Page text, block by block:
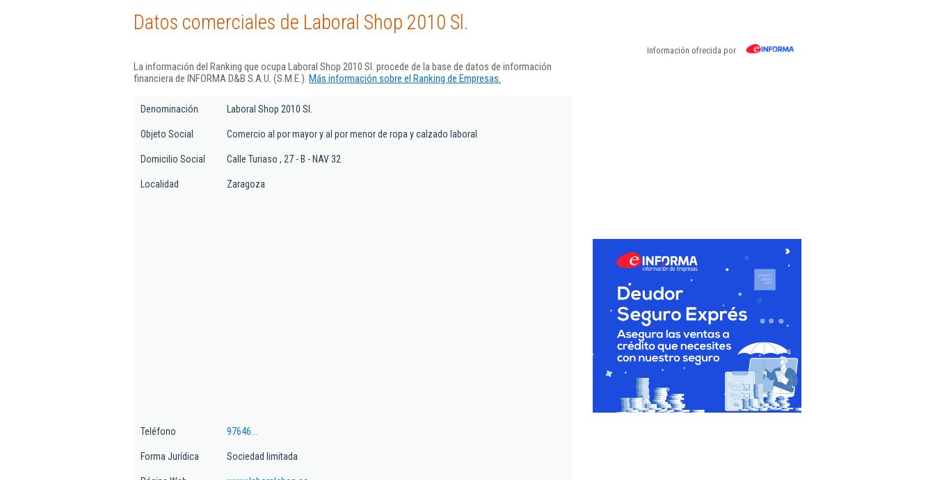
Datos comerciales de Laboral Shop 2010 Sl.
Información ofrecida por
La información del Ranking que ocupa Laboral Shop 2010 Sl. procede de la base de datos de información
financiera de INFORMA D&B S.A.U. (S.M.E.). Más información sobre el Ranking de Empresas.
Denominación Laboral Shop 2010 Sl.
Objeto Social Comercio al por mayor y al por menor de ropa y calzado laboral
Domicilio Social Calle Turiaso , 27 - B - NAV 32
Localidad Zaragoza
Teléfono 97646...
Forma Jurídica Sociedad limitada